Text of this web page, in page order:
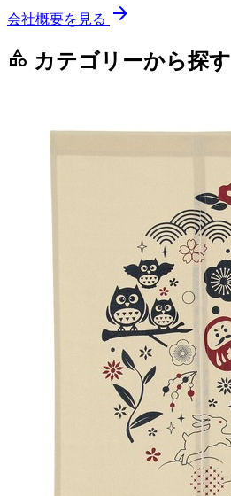
会社概要を見る arrow_forward
category カテゴリーから探す